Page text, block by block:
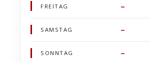
FREITAG –
SAMSTAG –
SONNTAG –